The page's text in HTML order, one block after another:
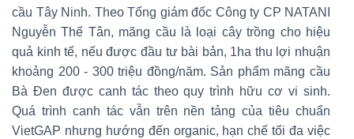
cầu Tây Ninh. Theo Tổng giám đốc Công ty CP NATANI
Nguyễn Thế Tân, mãng cầu là loại cây trồng cho hiệu
quả kinh tế, nếu được đầu tư bài bản, 1ha thu lợi nhuận
khoảng 200 - 300 triệu đồng/năm. Sản phẩm mãng cầu
Bà Đen được canh tác theo quy trình hữu cơ vi sinh.
Quá trình canh tác vẫn trên nền tảng của tiêu chuẩn
VietGAP nhưng hướng đến organic, hạn chế tối đa việc